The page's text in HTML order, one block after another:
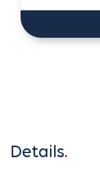
Details